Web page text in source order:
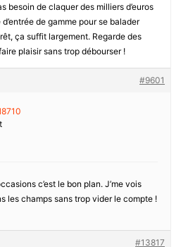
besoin de claquer des milliers d’euros
de gamme pour se balader
ça suffit largement. Regarde des
plaisir sans trop débourser !
#9601
c’est le bon plan. J’me vois
les champs sans trop vider le compte !
#13817